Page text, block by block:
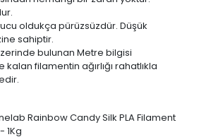
oldukça pürüzsüzdür. Düşük
sahiptir.
bulunan Metre bilgisi
kalan filamentin ağırlığı rahatlıkla
Rainbow Candy Silk PLA Filament
1Kg